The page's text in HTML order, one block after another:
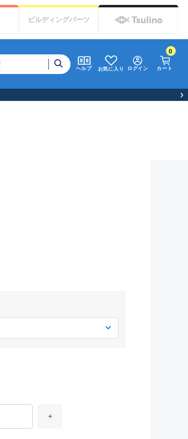
ヘルプ お気に入り ログイン カート
0
ビルディングパーツ